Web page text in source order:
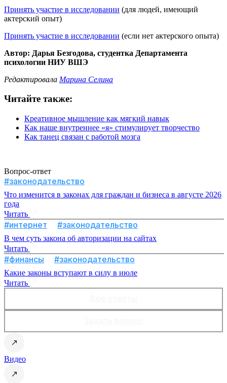
Принять участие в исследовании (для людей, имеющий
актерский опыт)
Принять участие в исследовании (если нет актерского опыта)
Автор: Дарья Безгодова, студентка Департамента
психологии НИУ ВШЭ
Редактировала Марина Селина
Читайте также:
Креативное мышление как мягкий навык
Как наше внутреннее «я» стимулирует творчество
Как танец связан с работой мозга
Вопрос-ответ
#законодательство
Что изменится в законах для граждан и бизнеса в августе 2026
года
Читать
#интернет #законодательство
В чем суть закона об авторизации на сайтах
Читать
#финансы #законодательство
Какие законы вступают в силу в июле
Читать
Видео